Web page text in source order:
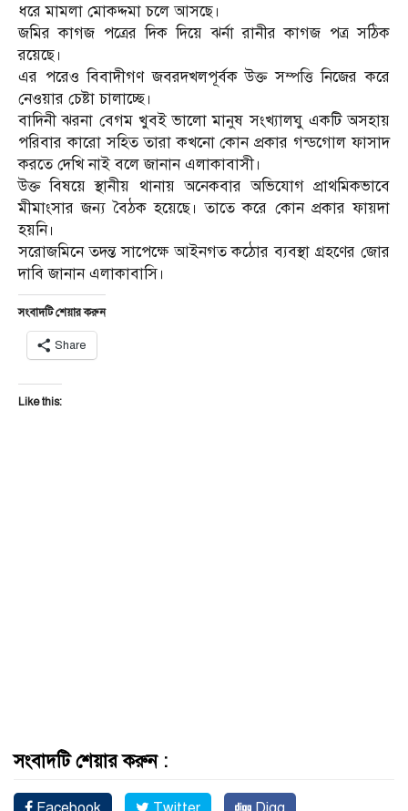
ধরে মামলা মোকদ্দমা চলে আসছে।
জমির কাগজ পত্রের দিক দিয়ে ঝর্না রানীর কাগজ পত্র সঠিক
রয়েছে।
এর পরেও বিবাদীগণ জবরদখলপূর্বক উক্ত সম্পত্তি নিজের করে
নেওয়ার চেষ্টা চালাচ্ছে।
বাদিনী ঝরনা বেগম খুবই ভালো মানুষ সংখ্যালঘু একটি অসহায়
পরিবার কারো সহিত তারা কখনো কোন প্রকার গন্ডগোল ফাসাদ
করতে দেখি নাই বলে জানান এলাকাবাসী।
উক্ত বিষয়ে স্থানীয় থানায় অনেকবার অভিযোগ প্রাথমিকভাবে
মীমাংসার জন্য বৈঠক হয়েছে। তাতে করে কোন প্রকার ফায়দা
হয়নি।
সরোজমিনে তদন্ত সাপেক্ষে আইনগত কঠোর ব্যবস্থা গ্রহণের জোর
দাবি জানান এলাকাবাসি।
সংবাদটি শেয়ার করুন
Share
Like this:
সংবাদটি শেয়ার করুন :